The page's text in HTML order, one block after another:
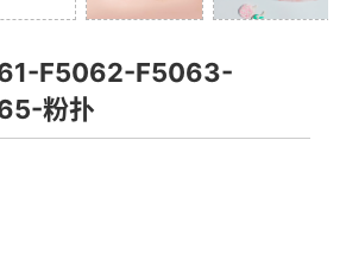
F5062-F5063-
粉扑